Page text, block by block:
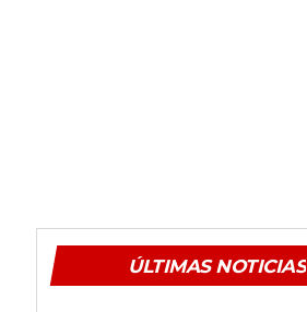
ÚLTIMAS NOTICIAS